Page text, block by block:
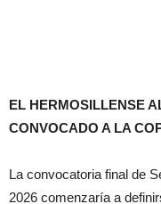
EL HERMOSILLENSE
CONVOCADO A LA
La convocatoria final de
2026 comenzaría a